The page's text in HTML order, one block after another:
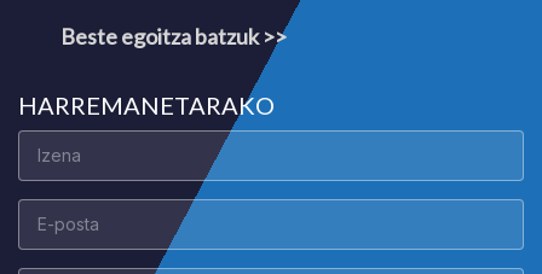
Beste egoitza batzuk >>
HARREMANETARAKO